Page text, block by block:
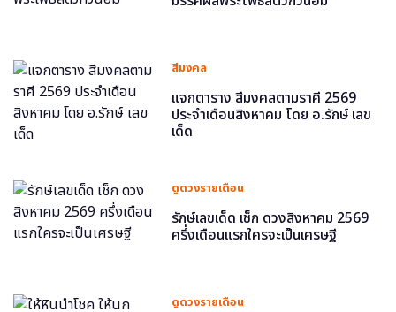
สีมงคล
แจกตาราง สีมงคลตามราศี 2569
ประจำเดือนสิงหาคม โดย อ.รักษ์ เลข
เด็ด
ดูดวงรายเดือน
รักษ์เลขเด็ด เช็ก ดวงสิงหาคม 2569
ครึ่งเดือนแรกใครจะเป็นเศรษฐี
ดูดวงรายเดือน